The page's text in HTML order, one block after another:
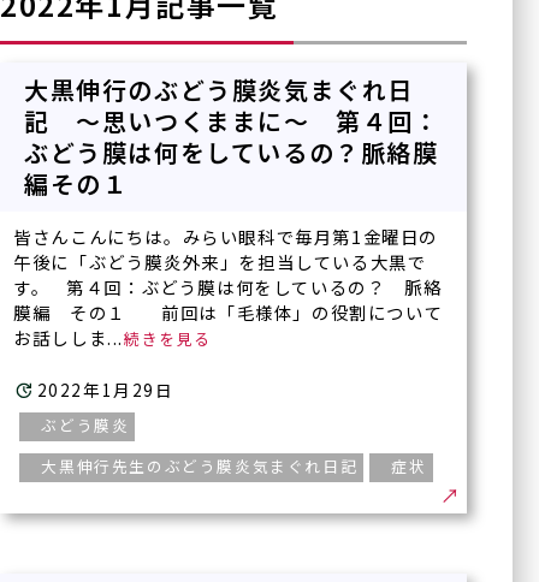
大黒伸行のぶどう膜炎気まぐれ日
記 ～思いつくままに～ 第４回：
ぶどう膜は何をしているの？脈絡膜
編その１
皆さんこんにちは。みらい眼科で毎月第1金曜日の
午後に「ぶどう膜炎外来」を担当している大黒で
す。 第４回：ぶどう膜は何をしているの？ 脈絡
膜編 その１ 前回は「毛様体」の役割について
お話ししま...
2022年1月29日
ぶどう膜炎
大黒伸行先生のぶどう膜炎気まぐれ日記
症状